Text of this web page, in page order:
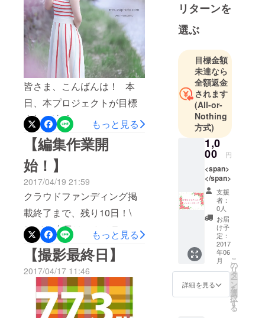
応援してくださった皆さま
のお陰です。 今後も、編集
作業の様子など、ご報告し
ていきたいと思いますの
で、引き続きよろしくお願
いいたします！
皆さま、こんばんは！ 本
日、本プロジェクトが目標
金額を達成しました！ これ
も全て、ご支援くださった
皆さまのお陰です。スタッ
フ一同、感謝の気持ちで
いっぱいです。本当にあり
がとうございます。 必ず、
皆さまのご期待に添えるよ
う、素敵なフリーペーパー
を作成いたします。
もっと見る
【編集作業開
始！】
2017/04/19 21:59
クラウドファンディング掲
載終了まで、残り10日！\
(^o^)/ 今日は、カメラマン
のmisuzuphotoさんと打ち合
わせでした 撮影が終了し、
今後は編集作業に入りま
す。今日は、今まで撮影し
た写真をチェックし、少し
もっと見る
【撮影最終日】
2017/04/17 11:46
木大会ファ
イナリス
ト。
現在フリー
で、舞台、
モデル、レ
ポーター、
声優などの
活動を行っ
ているほ
か、今年は
映画の出演
も決定して
リターンを
選ぶ
目標金額
未達なら
全額返金
されます
(All-or-
Nothing
方式)
1,0
00 円
<span>
</span>
支援
者：
0人
お届
け予
定：
2017
年06
月
詳細を見る
こ
の
リ
タ
ー
ン
を
選
択
す
る